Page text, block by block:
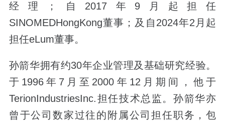
经理；自2017年9月起担任
SINOMEDHongKong董事；及自2024年2月起
担任eLum董事。
孙箭华拥有约30年企业管理及基础研究经验。
于1996年7月至2000年12月期间，他于
TerionIndustriesInc.担任技术总监。孙箭华亦
曾于公司数家过往的附属公司担任职务，包